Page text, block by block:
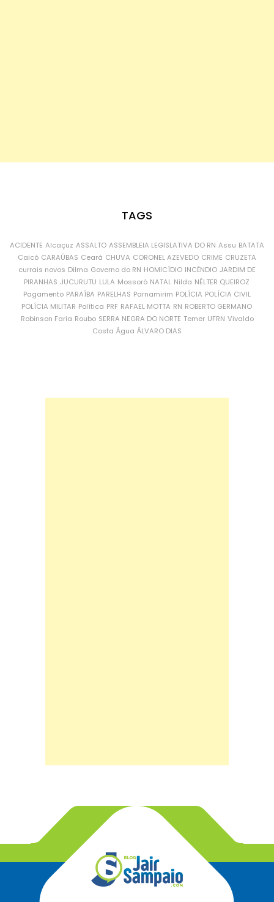
TAGS
ACIDENTE Alcaçuz ASSALTO ASSEMBLEIA LEGISLATIVA DO RN Assu BATATA
Caicó CARAÚBAS Ceará CHUVA CORONEL AZEVEDO CRIME CRUZETA
currais novos Dilma Governo do RN HOMICÍDIO INCÊNDIO JARDIM DE
PIRANHAS JUCURUTU LULA Mossoró NATAL Nilda NÉLTER QUEIROZ
Pagamento PARAÍBA PARELHAS Parnamirim POLÍCIA POLÍCIA CIVIL
POLÍCIA MILITAR Política PRF RAFAEL MOTTA RN ROBERTO GERMANO
Robinson Faria Roubo SERRA NEGRA DO NORTE Temer UFRN Vivaldo
Costa Água ÁLVARO DIAS